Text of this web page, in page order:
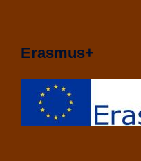
Erasmus+